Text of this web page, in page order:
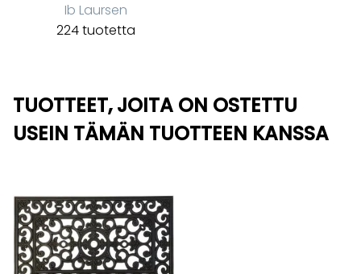
Ib Laursen
224 tuotetta
TUOTTEET, JOITA ON OSTETTU
USEIN TÄMÄN TUOTTEEN KANSSA